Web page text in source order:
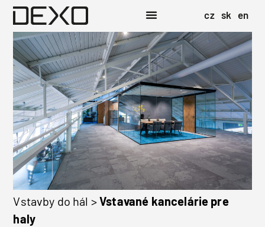
cz sk en
Vstavby do hál >Vstavané kancelárie pre
haly